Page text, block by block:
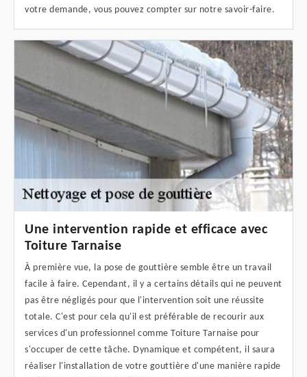
votre demande, vous pouvez compter sur notre savoir-faire.
Une intervention rapide et efficace avec
Toiture Tarnaise
À première vue, la pose de gouttière semble être un travail
facile à faire. Cependant, il y a certains détails qui ne peuvent
pas être négligés pour que l'intervention soit une réussite
totale. C'est pour cela qu'il est préférable de recourir aux
services d'un professionnel comme Toiture Tarnaise pour
s'occuper de cette tâche. Dynamique et compétent, il saura
réaliser l'installation de votre gouttière d'une manière rapide